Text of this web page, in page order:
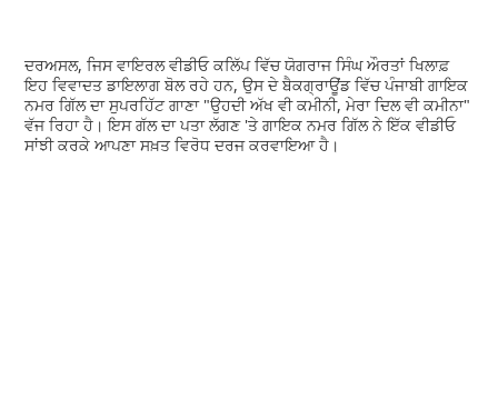
ਦਰਅਸਲ, ਜਿਸ ਵਾਇਰਲ ਵੀਡੀਓ ਕਲਿੱਪ ਵਿੱਚ ਯੋਗਰਾਜ ਸਿੰਘ ਔਰਤਾਂ ਖਿਲਾਫ਼
ਇਹ ਵਿਵਾਦਤ ਡਾਇਲਾਗ ਬੋਲ ਰਹੇ ਹਨ, ਉਸ ਦੇ ਬੈਕਗ੍ਰਾਊਂਡ ਵਿੱਚ ਪੰਜਾਬੀ ਗਾਇਕ
ਨਮਰ ਗਿੱਲ ਦਾ ਸੁਪਰਹਿੱਟ ਗਾਣਾ "ਉਹਦੀ ਅੱਖ ਵੀ ਕਮੀਨੀ, ਮੇਰਾ ਦਿਲ ਵੀ ਕਮੀਨਾ"
ਵੱਜ ਰਿਹਾ ਹੈ। ਇਸ ਗੱਲ ਦਾ ਪਤਾ ਲੱਗਣ 'ਤੇ ਗਾਇਕ ਨਮਰ ਗਿੱਲ ਨੇ ਇੱਕ ਵੀਡੀਓ
ਸਾਂਝੀ ਕਰਕੇ ਆਪਣਾ ਸਖ਼ਤ ਵਿਰੋਧ ਦਰਜ ਕਰਵਾਇਆ ਹੈ।